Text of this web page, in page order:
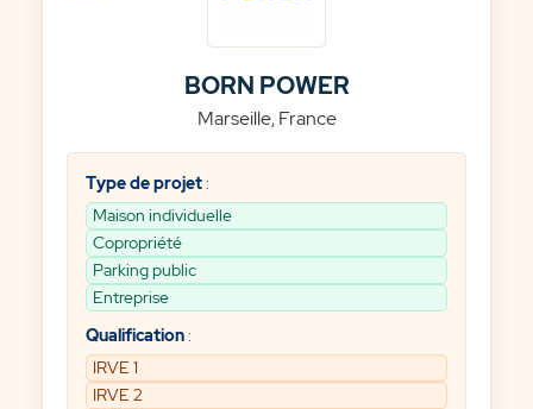
BORN POWER
Marseille, France
Type de projet:
Maison individuelle
Copropriété
Parking public
Entreprise
Qualification:
IRVE 1
IRVE 2